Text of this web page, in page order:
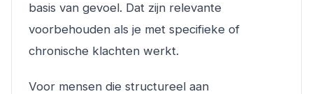
basis van gevoel. Dat zijn relevante
voorbehouden als je met specifieke of
chronische klachten werkt.
Voor mensen die structureel aan